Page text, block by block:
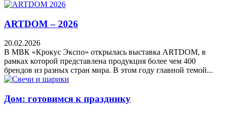
ARTDOM – 2026
20.02.2026
В МВК «Крокус Экспо» открылась выставка ARTDOM, в
рамках которой представлена продукция более чем 400
брендов из разных стран мира. В этом году главной темой...
Дом: готовимся к празднику